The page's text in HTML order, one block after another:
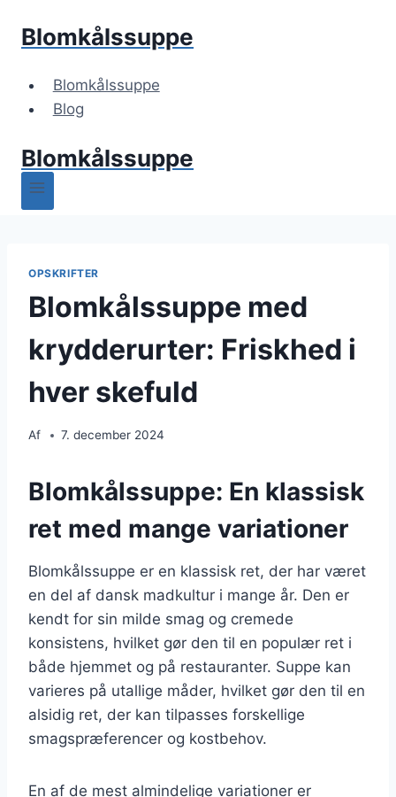
Blomkålssuppe
Blomkålssuppe
Blog
Blomkålssuppe
OPSKRIFTER
Blomkålssuppe med
krydderurter: Friskhed i
hver skefuld
Af 7. december 2024
Blomkålssuppe: En klassisk
ret med mange variationer
Blomkålssuppe er en klassisk ret, der har været
en del af dansk madkultur i mange år. Den er
kendt for sin milde smag og cremede
konsistens, hvilket gør den til en populær ret i
både hjemmet og på restauranter. Suppe kan
varieres på utallige måder, hvilket gør den til en
alsidig ret, der kan tilpasses forskellige
smagspræferencer og kostbehov.
En af de mest almindelige variationer er